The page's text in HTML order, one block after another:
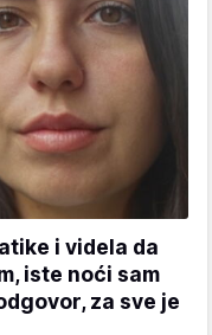
i videla da
iste noći sam
za sve je